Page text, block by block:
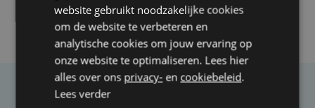
Taalfout opgemerkt?
website gebruikt noodzakelijke cookies
om de website te verbeteren en
analytische cookies om jouw ervaring op
onze website te optimaliseren. Lees hier
alles over ons privacy- en cookiebeleid.
Lees verder